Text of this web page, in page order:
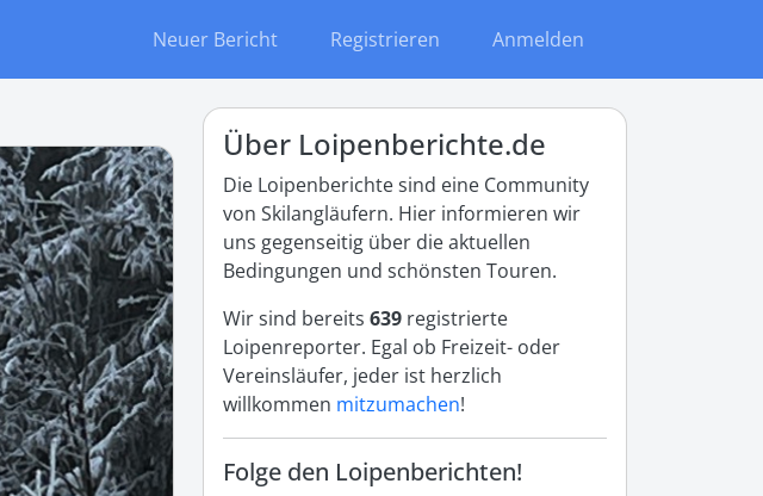
Neuer Bericht Registrieren Anmelden
Über Loipenberichte.de
Die Loipenberichte sind eine Community
von Skilangläufern. Hier informieren wir
uns gegenseitig über die aktuellen
Bedingungen und schönsten Touren.
Wir sind bereits 639 registrierte
Loipenreporter. Egal ob Freizeit- oder
Vereinsläufer, jeder ist herzlich
willkommen mitzumachen!
Folge den Loipenberichten!